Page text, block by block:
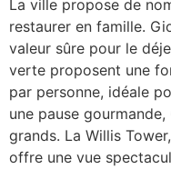
La ville propose de
restaurer en famille.
valeur sûre pour le
verte proposent une
par personne, idéale
une pause
grands. La Willis
offre une vue